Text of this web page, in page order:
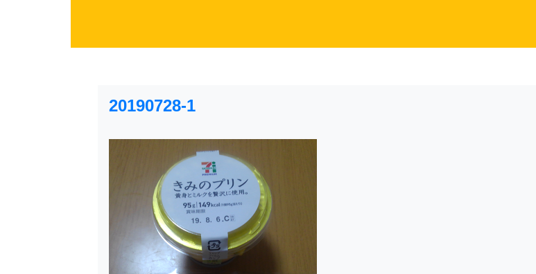
20190728-1